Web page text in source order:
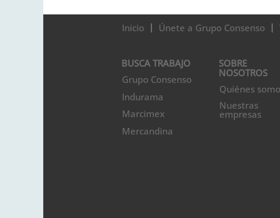
Inicio Únete a Grupo Consenso
BUSCA TRABAJO
Grupo Consenso
Indurama
Marcimex
Mercandina
SOBRE
NOSOTROS
Quiénes
Nuestras
empresas